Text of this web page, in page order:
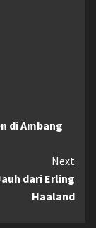
di Ambang
Next
dari Erling
Haaland